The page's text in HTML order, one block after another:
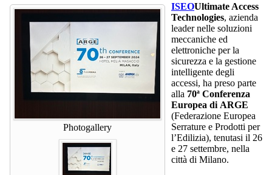
Photogallery
ISEOUltimate Access
Technologies, azienda
leader nelle soluzioni
meccaniche ed
elettroniche per la
sicurezza e la gestione
intelligente degli
accessi, ha preso parte
alla 70ª Conferenza
Europea di ARGE
(Federazione Europea
Serrature e Prodotti per
l’Edilizia), tenutasi il 26
e 27 settembre, nella
città di Milano.